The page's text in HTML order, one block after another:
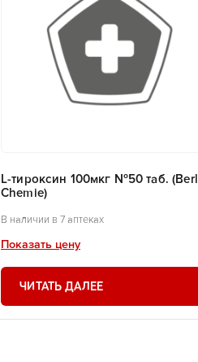
L-тироксин 100мкг №50 таб.
Chemie)
В наличии в 7 аптеках
Показать цену
ЧИТАТЬ ДАЛЕЕ